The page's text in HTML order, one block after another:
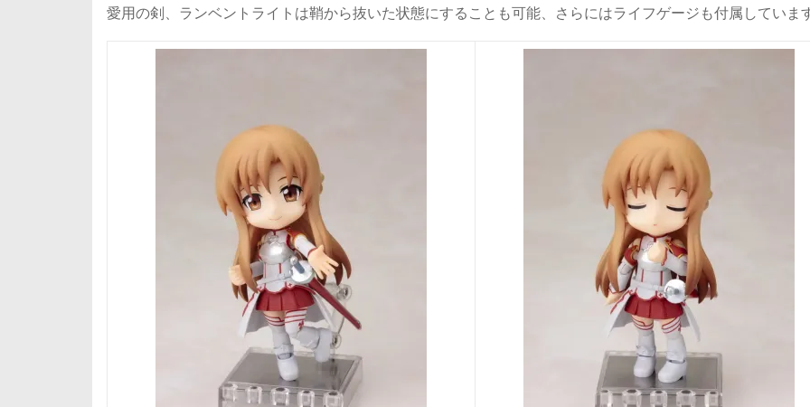
愛用の剣、ランベントライトは鞘から抜いた状態にすることも可能、さらにはライフゲージも付属していま